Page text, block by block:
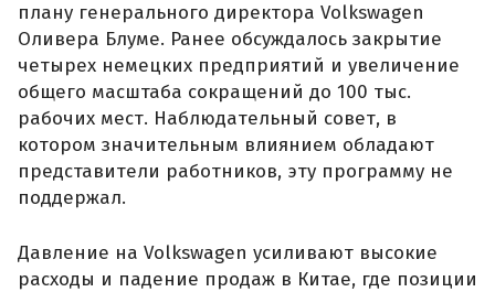
плану генерального директора Volkswagen
Оливера Блуме. Ранее обсуждалось закрытие
четырех немецких предприятий и увеличение
общего масштаба сокращений до 100 тыс.
рабочих мест. Наблюдательный совет, в
котором значительным влиянием обладают
представители работников, эту программу не
поддержал.
Давление на Volkswagen усиливают высокие
расходы и падение продаж в Китае, где позиции